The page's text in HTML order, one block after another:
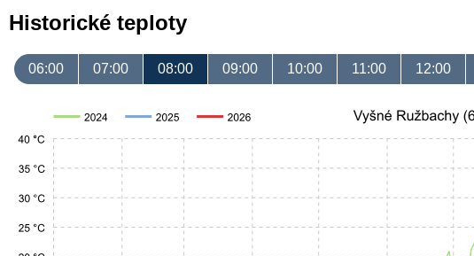
Historické teploty
06:00 07:00 08:00 09:00 10:00 11:00 12:00